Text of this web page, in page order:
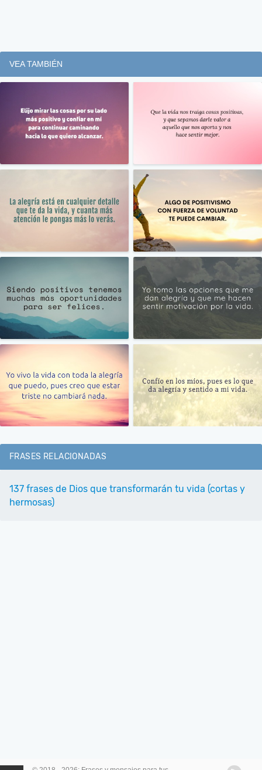
VEA TAMBIÉN
FRASES RELACIONADAS
137 frases de Dios que transformarán tu vida (cortas y
hermosas)